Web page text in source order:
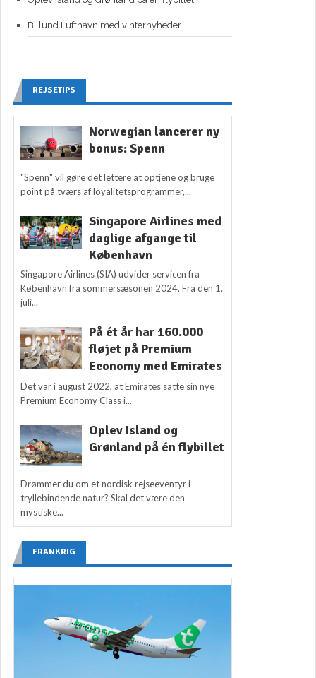
Billund Lufthavn med vinternyheder
REJSETIPS
Norwegian lancerer ny
bonus: Spenn
"Spenn" vil gøre det lettere at optjene og bruge
point på tværs af loyalitetsprogrammer,...
Singapore Airlines med
daglige afgange til
København
Singapore Airlines (SIA) udvider servicen fra
København fra sommersæsonen 2024. Fra den 1.
juli...
På ét år har 160.000
fløjet på Premium
Economy med Emirates
Det var i august 2022, at Emirates satte sin nye
Premium Economy Class i...
Oplev Island og
Grønland på én flybillet
Drømmer du om et nordisk rejseeventyr i
tryllebindende natur? Skal det være den
mystiske...
FRANKRIG